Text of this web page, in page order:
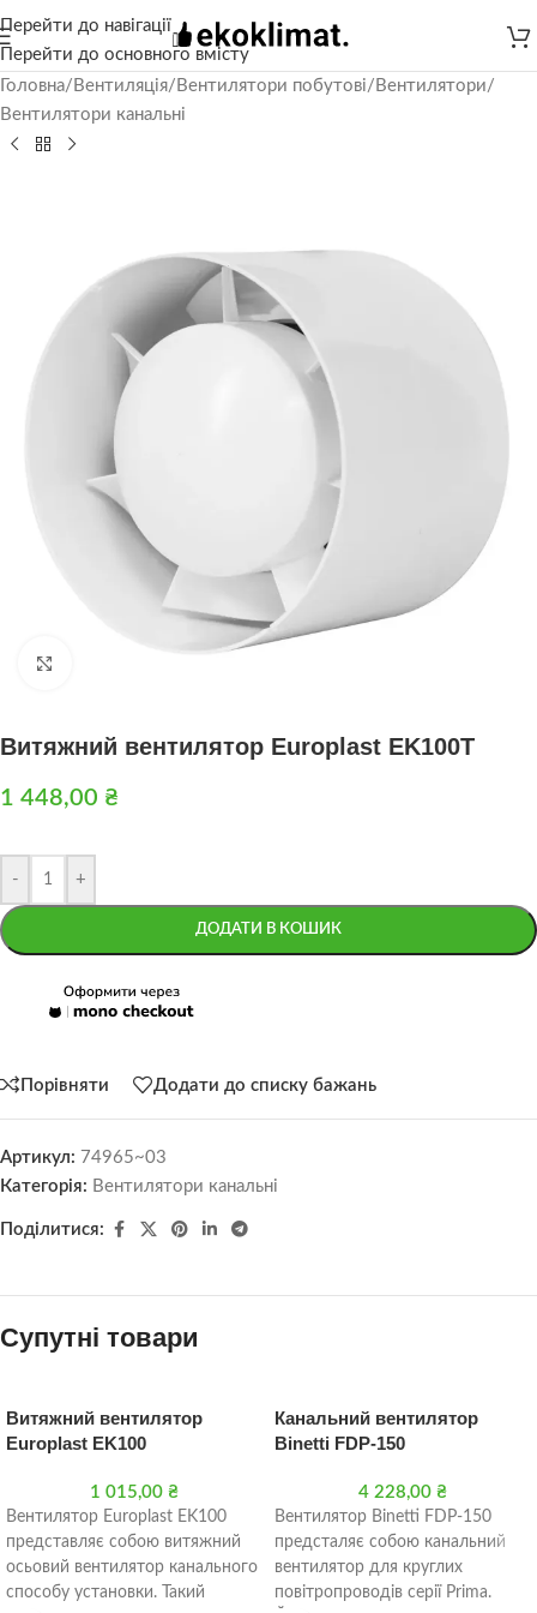
Перейти до навігації
Перейти до основного вмісту
Головна/ Вентиляція/ Вентилятори побутові/ Вентилятори/
Вентилятори канальні
Витяжний вентилятор Europlast EK100T
1 448,00 ₴
- +
ДОДАТИ В КОШИК
Порівняти Додати до списку бажань
Артикул: 74965~03
Категорія: Вентилятори канальні
Поділитися:
Супутні товари
Витяжний вентилятор
Europlast EK100
1 015,00 ₴
Вентилятор Europlast EK100
представляє собою витяжний
осьовий вентилятор канального
способу установки. Такий
Канальний вентилятор
Binetti FDP-150
4 228,00 ₴
Вентилятор Binetti FDP-150
предсталяє собою канальний
вентилятор для круглих
повітропроводів серії Prima.